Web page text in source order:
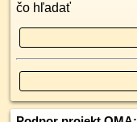
čo hľadať